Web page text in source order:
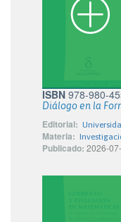
ISBN 978-980-
Diálogo en la
Editorial:
Materia:
Publicado: 2026-